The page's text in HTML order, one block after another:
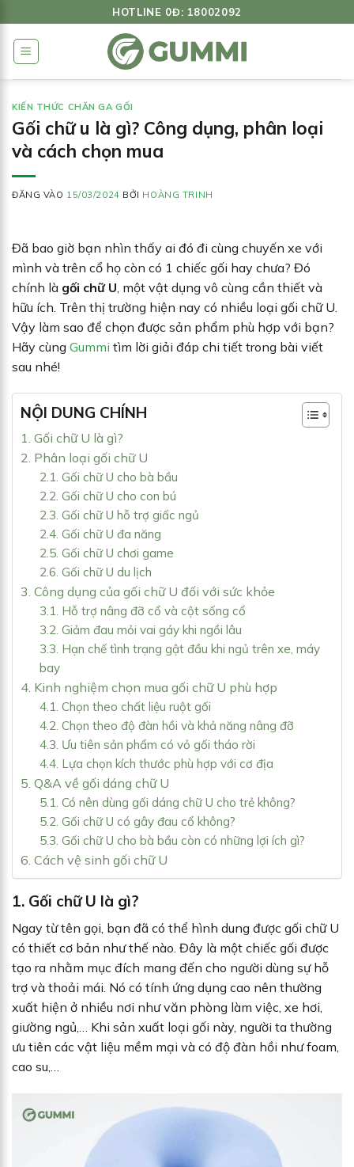
qua
dung
HOTLINE 0Đ: 18002092
KIẾN THỨC CHĂN GA GỐI
Gối chữ u là gì? Công dụng, phân loại
và cách chọn mua
ĐĂNG VÀO 15/03/2024 BỞI HOÀNG TRINH
Đã bao giờ bạn nhìn thấy ai đó đi cùng chuyến xe với
mình và trên cổ họ còn có 1 chiếc gối hay chưa? Đó
chính là gối chữ U , một vật dụng vô cùng cần thiết và
hữu ích. Trên thị trường hiện nay có nhiều loại gối chữ U.
Vậy làm sao để chọn được sản phẩm phù hợp với bạn?
Hãy cùng Gummi tìm lời giải đáp chi tiết trong bài viết
sau nhé!
NỘI DUNG CHÍNH
1. Gối chữ U là gì?
2. Phân loại gối chữ U
2.1. Gối chữ U cho bà bầu
2.2. Gối chữ U cho con bú
2.3. Gối chữ U hỗ trợ giấc ngủ
2.4. Gối chữ U đa năng
2.5. Gối chữ U chơi game
2.6. Gối chữ U du lịch
3. Công dụng của gối chữ U đối với sức khỏe
3.1. Hỗ trợ nâng đỡ cổ và cột sống cổ
3.2. Giảm đau mỏi vai gáy khi ngồi lâu
3.3. Hạn chế tình trạng gật đầu khi ngủ trên xe, máy
bay
4. Kinh nghiệm chọn mua gối chữ U phù hợp
4.1. Chọn theo chất liệu ruột gối
4.2. Chọn theo độ đàn hồi và khả năng nâng đỡ
4.3. Ưu tiên sản phẩm có vỏ gối tháo rời
4.4. Lựa chọn kích thước phù hợp với cơ địa
5. Q&A về gối dáng chữ U
5.1. Có nên dùng gối dáng chữ U cho trẻ không?
5.2. Gối chữ U có gây đau cổ không?
5.3. Gối chữ U cho bà bầu còn có những lợi ích gì?
6. Cách vệ sinh gối chữ U
1. Gối chữ U là gì?
Ngay từ tên gọi, bạn đã có thể hình dung được gối chữ U
có thiết cơ bản như thế nào. Đây là một chiếc gối được
tạo ra nhằm mục đích mang đến cho người dùng sự hỗ
trợ và thoải mái. Nó có tính ứng dụng cao nên thường
xuất hiện ở nhiều nơi như văn phòng làm việc, xe hơi,
giường ngủ,… Khi sản xuất loại gối này, người ta thường
ưu tiên các vật liệu mềm mại và có độ đàn hồi như foam,
cao su,…